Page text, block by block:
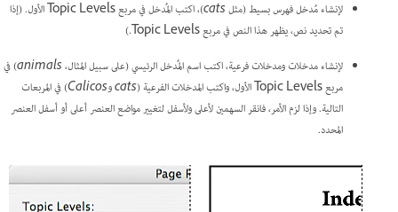
لإنشاء مُدخل فهرس بسيط (مثلcats
)، اكتب المُدخل في مربع Topic Levels الأول. (إذا
تم تحديد نص، يظهر هذا النص في مربع Topic Levels.)
لإنشاء مدخلات ومدخلات فرعية، اكتب اسم المُدخل الرئيسي (على سبيل المثال،animals) في
مربع Topic Levels الأول، واكتب المدخلات الفرعية (
‎catsوCalicos) في المربعات
التالية. وإذا لزم الأمر، فانقر السهمين لأعلى ولأسفل لتغيير مواضع العنصر أعلى أو أسفل العنصر
المحدد.